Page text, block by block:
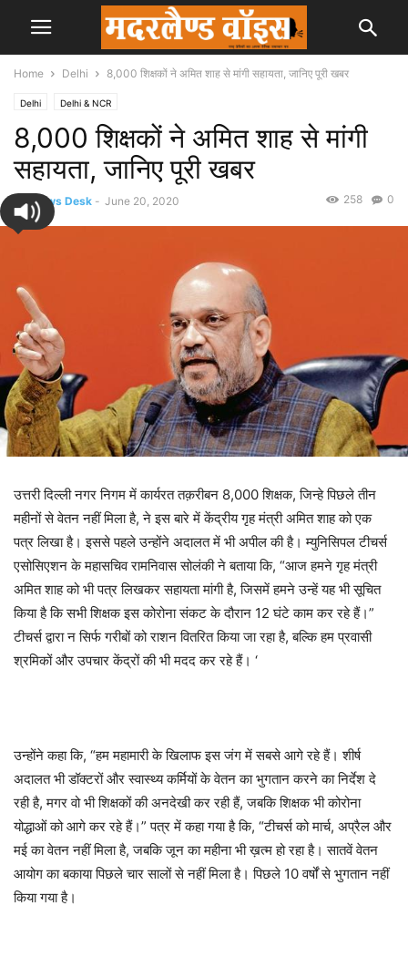
Home Delhi 8,000 शिक्षकों ने अमित शाह से मांगी सहायता, जानिए पूरी खबर
Delhi Delhi & NCR
8,000 शिक्षकों ने अमित शाह से मांगी
सहायता, जानिए पूरी खबर
By News Desk - June 20, 2020 0
258
उत्तरी दिल्ली नगर निगम में कार्यरत तक़रीबन 8,000शिक्षक,जिन्हे पिछले तीन
महीनों से वेतन नहीं मिला है,ने इस बारे में केंद्रीय गृह मंत्री अमित शाह को एक
पत्र लिखा है। इससे पहले उन्होंने अदालत में भी अपील की है। म्युनिसिपल टीचर्स
एसोसिएशन के महासचिव रामनिवास सोलंकी ने बताया कि, “आज हमने गृह मंत्री
अमित शाह को भी पत्र लिखकर सहायता मांगी है,जिसमें हमने उन्हें यह भी सूचित
किया है कि सभी शिक्षक इस कोरोना संकट के दौरान 12 घंटे काम कर रहे हैं।”
टीचर्स द्वारा न सिर्फ गरीबों को राशन वितरित किया जा रहा है,बल्कि हम प्रवासी
श्रमिकों और उपचार केंद्रों की भी मदद कर रहे हैं। ‘
उन्होंने कहा कि, “हम महामारी के खिलाफ इस जंग में सबसे आगे रहे हैं। शीर्ष
अदालत भी डॉक्टरों और स्वास्थ्य कर्मियों के वेतन का भुगतान करने का निर्देश दे
रही है,मगर वो भी शिक्षकों की अनदेखी कर रही हैं,जबकि शिक्षक भी कोरोना
योद्धाओं को आगे कर रहे हैं।” पत्र में कहा गया है कि, “टीचर्स को मार्च, अप्रैल और
मई का वेतन नहीं मिला है,जबकि जून का महीना भी ख़त्म हो रहा है। सातवें वेतन
आयोग का बकाया पिछले चार सालों से नहीं मिला है। पिछले 10वर्षों से भुगतान नहीं
किया गया है।